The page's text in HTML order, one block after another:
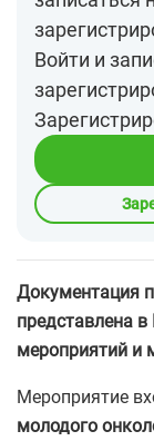
Войти и
Документация
представлена
мероприятий и
Мероприятие
молодого